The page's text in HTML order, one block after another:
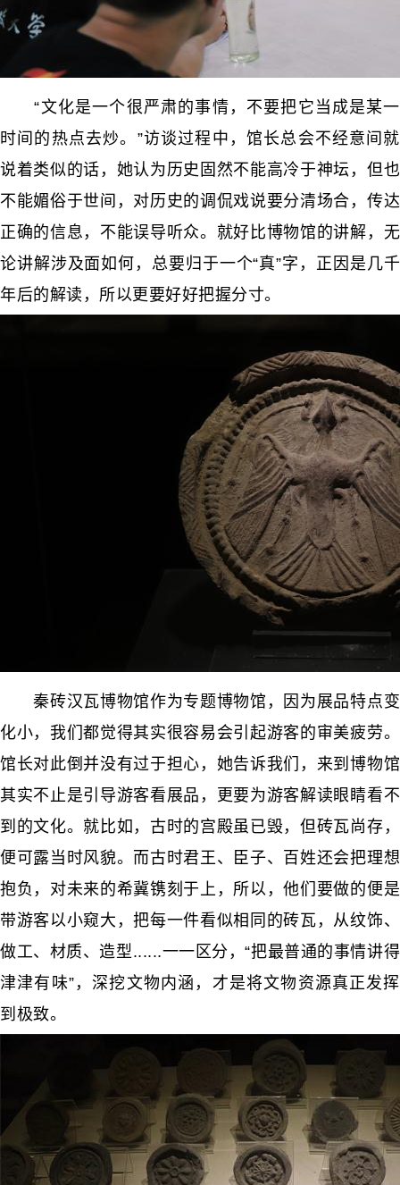
“文化是一个很严肃的事情，不要把它当成是某一
时间的热点去炒。”访谈过程中，馆长总会不经意间就
说着类似的话，她认为历史固然不能高冷于神坛，但也
不能媚俗于世间，对历史的调侃戏说要分清场合，传达
正确的信息，不能误导听众。就好比博物馆的讲解，无
论讲解涉及面如何，总要归于一个“真”字，正因是几千
年后的解读，所以更要好好把握分寸。
秦砖汉瓦博物馆作为专题博物馆，因为展品特点变
化小，我们都觉得其实很容易会引起游客的审美疲劳。
馆长对此倒并没有过于担心，她告诉我们，来到博物馆
其实不止是引导游客看展品，更要为游客解读眼睛看不
到的文化。就比如，古时的宫殿虽已毁，但砖瓦尚存，
便可露当时风貌。而古时君王、臣子、百姓还会把理想
抱负，对未来的希冀镌刻于上，所以，他们要做的便是
带游客以小窥大，把每一件看似相同的砖瓦，从纹饰、
做工、材质、造型......一一区分，“把最普通的事情讲得
津津有味”，深挖文物内涵，才是将文物资源真正发挥
到极致。